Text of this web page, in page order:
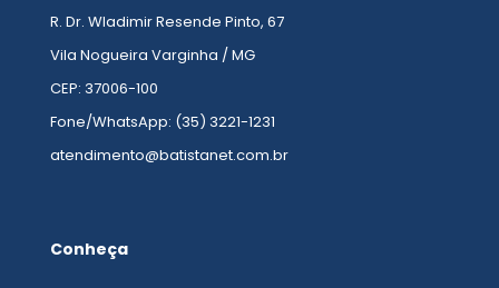
R. Dr. Wladimir Resende Pinto, 67
Vila Nogueira Varginha / MG
CEP: 37006-100
Fone/WhatsApp: (35) 3221-1231
atendimento@batistanet.com.br
Conheça